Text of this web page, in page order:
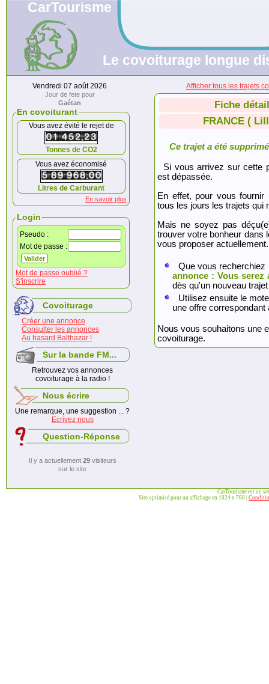
CarTourisme
Le covoiturage longue
Vendredi 07 août 2026
Jour de fete pour
Gaétan
En covoiturant
Vous avez évité le rejet de
Tonnes de CO2
Vous avez économisé
Litres de Carburant
En savoir plus
Login
Pseudo :
Mot de passe :
Mot de passe oublié ?
S'inscrire
Covoiturage
Créer une annonce
Consulter les annonces
Au hasard Balthazar !
Sur la bande FM...
Retrouvez vos annonces
covoiturage à la radio !
Nous écrire
Une remarque, une suggestion ... ?
Ecrivez nous
Question-Réponse
Il y a actuellement 29visiteurs
sur le site
Afficher tous les trajets
Fiche
FRANCE (
Ce trajet a été
Si vous arrivez sur cette
est dépassée.
En effet, pour vous fournir
tous les jours les trajets qui
Mais ne soyez pas
trouver votre bonheur dans
vous proposer actuellement.
Que vous
annonce : Vous serez
dès qu'un nouveau
Utilisez ensuite le
une offre
Nous vous souhaitons une
covoiturage.
CarTourisme est un
Site optimisé pour un affichage en 1024 x 768 |